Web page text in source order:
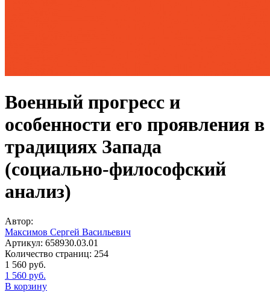
Военный прогресс и
особенности его проявления в
традициях Запада
(социально-философский
анализ)
Автор:
Максимов Сергей Васильевич
Артикул: 658930.03.01
Количество страниц: 254
1 560 руб.
1 560 руб.
В корзину